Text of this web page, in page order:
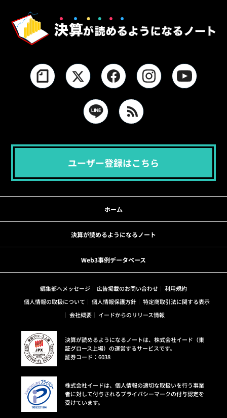
ユーザー登録はこちら
ホーム
決算が読めるようになるノート
Web3事例データベース
編集部へメッセージ 広告掲載のお問い合わせ
利用規約
個人情報の取扱について
個人情報保護方針
特定商取引法に関する表示
会社概要
イードからのリリース情報
決算が読めるようになるノートは、株式会社イード（東
証グロース上場）の運営するサービスです。
証券コード：6038
株式会社イードは、個人情報の適切な取扱いを行う事業
者に対して付与されるプライバシーマークの付与認定を
受けています。